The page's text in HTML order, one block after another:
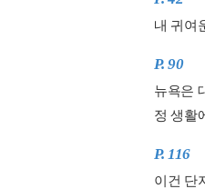
내 귀여
P. 90
뉴욕은
정 생활
P. 116
이건 단